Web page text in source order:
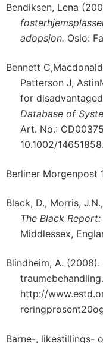
Bendiksen, Lena
adopsjon. Oslo:
Bennett
Patterson J,
for
Database of
Art. No.:
10.1002/
Berliner Morgenpost
Black, D., Morris,
The Black
Middlessex,
Blindheim, A.
http://
Barne-, likestillings-